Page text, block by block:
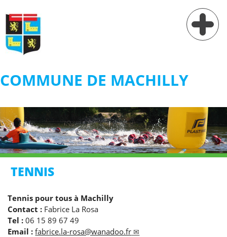
COMMUNE DE MACHILLY
Vie pratique
Services
Village
TENNIS
Tennis pour tous à Machilly
Contact : Fabrice La Rosa
Tel : 06 15 89 67 49
Email : fabrice.la-rosa@wanadoo.fr